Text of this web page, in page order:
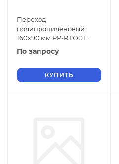
Переход
полипропиленовый
160х90 мм PP-R ГОСТ
32415-2013
По запросу
КУПИТЬ